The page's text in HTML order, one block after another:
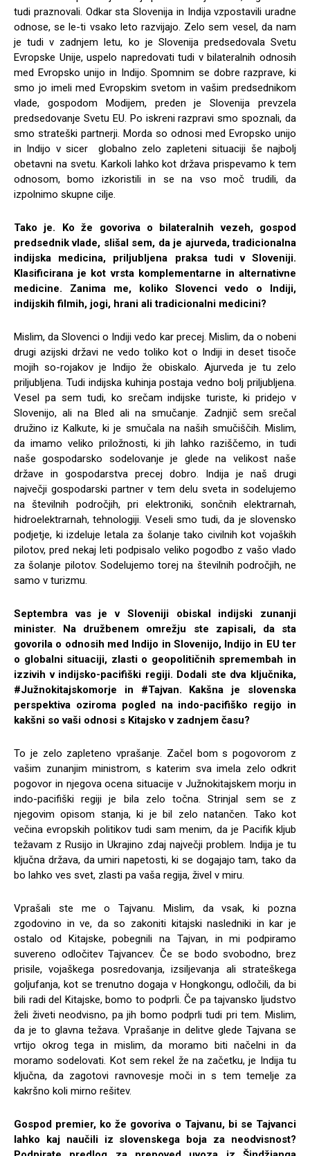
tudi praznovali. Odkar sta Slovenija in Indija vzpostavili uradne
odnose, se le-ti vsako leto razvijajo. Zelo sem vesel, da nam
je tudi v zadnjem letu, ko je Slovenija predsedovala Svetu
Evropske Unije, uspelo napredovati tudi v bilateralnih odnosih
med Evropsko unijo in Indijo. Spomnim se dobre razprave, ki
smo jo imeli med Evropskim svetom in vašim predsednikom
vlade, gospodom Modijem, preden je Slovenija prevzela
predsedovanje Svetu EU. Po iskreni razpravi smo spoznali, da
smo strateški partnerji. Morda so odnosi med Evropsko unijo
in Indijo v sicer globalno zelo zapleteni situaciji še najbolj
obetavni na svetu. Karkoli lahko kot država prispevamo k tem
odnosom, bomo izkoristili in se na vso moč trudili, da
izpolnimo skupne cilje.
Tako je. Ko že govoriva o bilateralnih vezeh, gospod
predsednik vlade, slišal sem, da je ajurveda, tradicionalna
indijska medicina, priljubljena praksa tudi v Sloveniji.
Klasificirana je kot vrsta komplementarne in alternativne
medicine. Zanima me, koliko Slovenci vedo o Indiji,
indijskih filmih, jogi, hrani ali tradicionalni medicini?
Mislim, da Slovenci o Indiji vedo kar precej. Mislim, da o nobeni
drugi azijski državi ne vedo toliko kot o Indiji in deset tisoče
mojih so-rojakov je Indijo že obiskalo. Ajurveda je tu zelo
priljubljena. Tudi indijska kuhinja postaja vedno bolj priljubljena.
Vesel pa sem tudi, ko srečam indijske turiste, ki pridejo v
Slovenijo, ali na Bled ali na smučanje. Zadnjič sem srečal
družino iz Kalkute, ki je smučala na naših smučiščih. Mislim,
da imamo veliko priložnosti, ki jih lahko raziščemo, in tudi
naše gospodarsko sodelovanje je glede na velikost naše
države in gospodarstva precej dobro. Indija je naš drugi
največji gospodarski partner v tem delu sveta in sodelujemo
na številnih področjih, pri elektroniki, sončnih elektrarnah,
hidroelektrarnah, tehnologiji. Veseli smo tudi, da je slovensko
podjetje, ki izdeluje letala za šolanje tako civilnih kot vojaških
pilotov, pred nekaj leti podpisalo veliko pogodbo z vašo vlado
za šolanje pilotov. Sodelujemo torej na številnih področjih, ne
samo v turizmu.
Septembra vas je v Sloveniji obiskal indijski zunanji
minister. Na družbenem omrežju ste zapisali, da sta
govorila o odnosih med Indijo in Slovenijo, Indijo in EU ter
o globalni situaciji, zlasti o geopolitičnih spremembah in
izzivih v indijsko-pacifiški regiji. Dodali ste dva ključnika,
#Južnokitajskomorje in #Tajvan. Kakšna je slovenska
perspektiva oziroma pogled na indo-pacifiško regijo in
kakšni so vaši odnosi s Kitajsko v zadnjem času?
To je zelo zapleteno vprašanje. Začel bom s pogovorom z
vašim zunanjim ministrom, s katerim sva imela zelo odkrit
pogovor in njegova ocena situacije v Južnokitajskem morju in
indo-pacifiški regiji je bila zelo točna. Strinjal sem se z
njegovim opisom stanja, ki je bil zelo natančen. Tako kot
večina evropskih politikov tudi sam menim, da je Pacifik kljub
težavam z Rusijo in Ukrajino zdaj največji problem. Indija je tu
ključna država, da umiri napetosti, ki se dogajajo tam, tako da
bo lahko ves svet, zlasti pa vaša regija, živel v miru.
Vprašali ste me o Tajvanu. Mislim, da vsak, ki pozna
zgodovino in ve, da so zakoniti kitajski nasledniki in kar je
ostalo od Kitajske, pobegnili na Tajvan, in mi podpiramo
suvereno odločitev Tajvancev. Če se bodo svobodno, brez
prisile, vojaškega posredovanja, izsiljevanja ali strateškega
goljufanja, kot se trenutno dogaja v Hongkongu, odločili, da bi
bili radi del Kitajske, bomo to podprli. Če pa tajvansko ljudstvo
želi živeti neodvisno, pa jih bomo podprli tudi pri tem. Mislim,
da je to glavna težava. Vprašanje in delitve glede Tajvana se
vrtijo okrog tega in mislim, da moramo biti načelni in da
moramo sodelovati. Kot sem rekel že na začetku, je Indija tu
ključna, da zagotovi ravnovesje moči in s tem temelje za
kakršno koli mirno rešitev.
Gospod premier, ko že govoriva o Tajvanu, bi se Tajvanci
lahko kaj naučili iz slovenskega boja za neodvisnost?